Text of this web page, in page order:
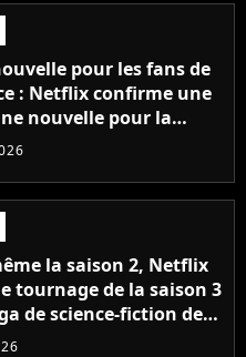
pour les fans de
: Netflix confirme une
nouvelle pour la
la saison 2, Netflix
tournage de la saison 3
de science-fiction des
de Game of Thrones